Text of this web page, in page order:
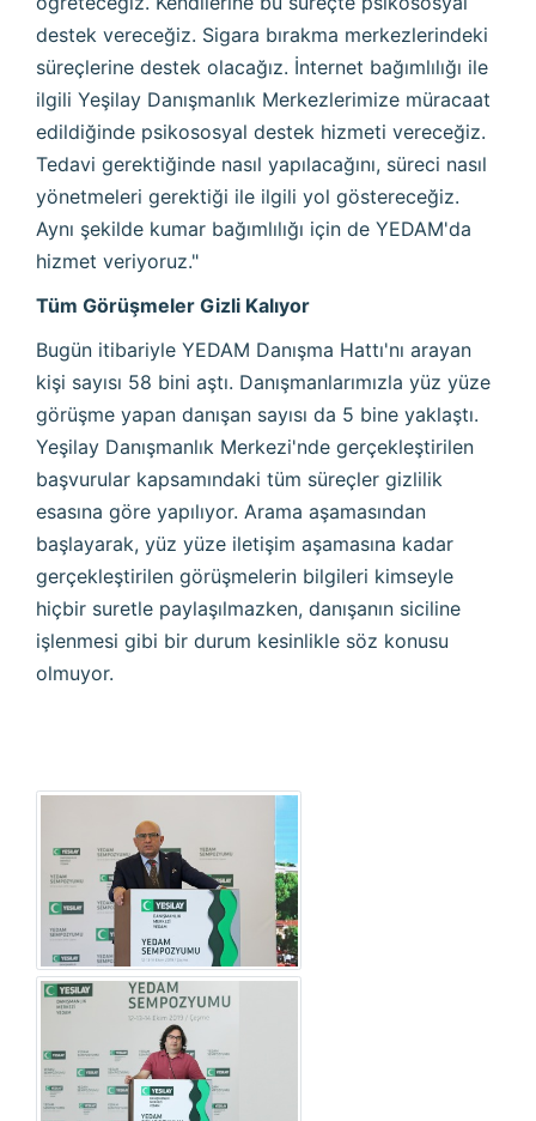
destek vereceğiz. Sigara bırakma merkezlerindeki
süreçlerine destek olacağız. İnternet bağımlılığı ile
ilgili Yeşilay Danışmanlık Merkezlerimize müracaat
edildiğinde psikososyal destek hizmeti vereceğiz.
Tedavi gerektiğinde nasıl yapılacağını, süreci nasıl
yönetmeleri gerektiği ile ilgili yol göstereceğiz.
Aynı şekilde kumar bağımlılığı için de YEDAM'da
hizmet veriyoruz."
Tüm Görüşmeler Gizli Kalıyor
Bugün itibariyle YEDAM Danışma Hattı'nı arayan
kişi sayısı 58 bini aştı. Danışmanlarımızla yüz yüze
görüşme yapan danışan sayısı da 5 bine yaklaştı.
Yeşilay Danışmanlık Merkezi'nde gerçekleştirilen
başvurular kapsamındaki tüm süreçler gizlilik
esasına göre yapılıyor. Arama aşamasından
başlayarak, yüz yüze iletişim aşamasına kadar
gerçekleştirilen görüşmelerin bilgileri kimseyle
hiçbir suretle paylaşılmazken, danışanın siciline
işlenmesi gibi bir durum kesinlikle söz konusu
olmuyor.